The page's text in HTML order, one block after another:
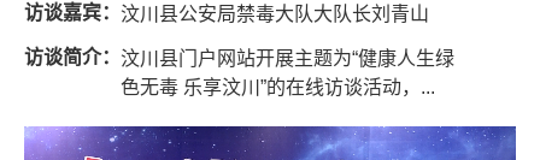
访谈嘉宾： 汶川县公安局禁毒大队大队长刘青山
访谈简介： 汶川县门户网站开展主题为“健康人生绿
色无毒 乐享汶川”的在线访谈活动，...